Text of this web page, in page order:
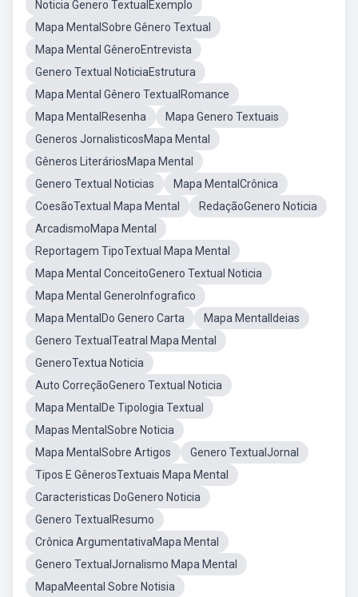
Noticia Genero TextualExemplo
Mapa MentalSobre Gênero Textual
Mapa Mental GêneroEntrevista
Genero Textual NoticiaEstrutura
Mapa Mental Gênero TextualRomance
Mapa MentalResenha
Mapa Genero Textuais
Generos JornalisticosMapa Mental
Gêneros LiteráriosMapa Mental
Genero Textual Noticias
Mapa MentalCrônica
CoesãoTextual Mapa Mental
RedaçãoGenero Noticia
ArcadismoMapa Mental
Reportagem TipoTextual Mapa Mental
Mapa Mental ConceitoGenero Textual Noticia
Mapa Mental GeneroInfografico
Mapa MentalDo Genero Carta
Mapa MentalIdeias
Genero TextualTeatral Mapa Mental
GeneroTextua Noticia
Auto CorreçãoGenero Textual Noticia
Mapa MentalDe Tipologia Textual
Mapas MentalSobre Noticia
Mapa MentalSobre Artigos
Genero TextualJornal
Tipos E GênerosTextuais Mapa Mental
Caracteristicas DoGenero Noticia
Genero TextualResumo
Crônica ArgumentativaMapa Mental
Genero TextualJornalismo Mapa Mental
MapaMeental Sobre Notisia